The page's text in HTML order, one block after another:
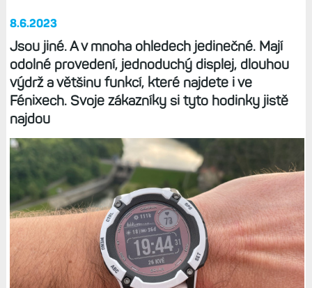
8.6.2023
Jsou jiné. A v mnoha ohledech jedinečné. Mají
odolné provedení, jednoduchý displej, dlouhou
výdrž a většinu funkcí, které najdete i ve
Fénixech. Svoje zákazníky si tyto hodinky jistě
najdou